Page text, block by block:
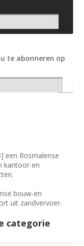
te abonneren op
een Rosmalense
kantoor-en
bouw-en
uit zandvervoer.
categorie